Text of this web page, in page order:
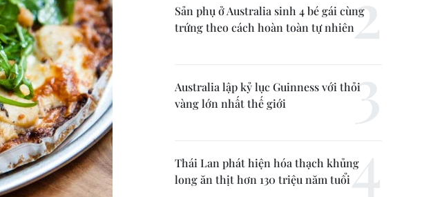
Sản phụ ở Australia sinh 4 bé gái cùng
trứng theo cách hoàn toàn tự nhiên
Australia lập kỷ lục Guinness với thỏi
vàng lớn nhất thế giới
Thái Lan phát hiện hóa thạch khủng
long ăn thịt hơn 130 triệu năm tuổi